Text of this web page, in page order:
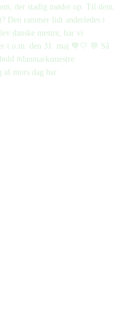
mors dag har